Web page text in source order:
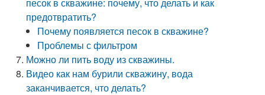
предотвратить?
Почему появляется песок в скважине?
Проблемы с фильтром
Можно ли пить воду из скважины.
Видео как нам бурили скважину, вода
заканчивается, что делать?